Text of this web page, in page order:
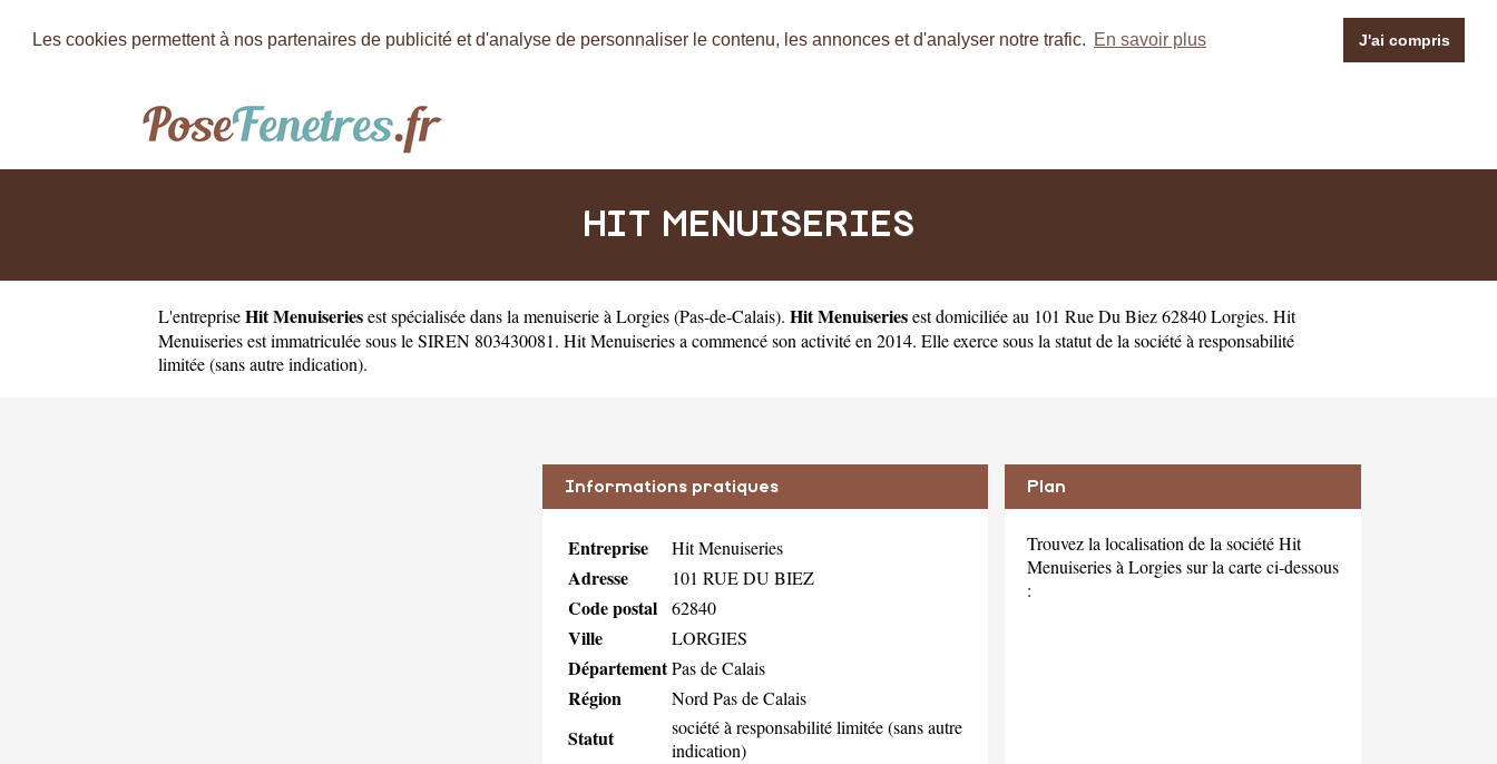
Les cookies permettent à nos partenaires de publicité et d'analyse de personnaliser le contenu, les annonces et d'analyser notre trafic. En savoir plus J'ai compris
HIT MENUISERIES
L'entrepriseHit Menuiseriesestspécialisée dans la menuiserie à Lorgies(Pas-de-Calais). Hit Menuiseriesest domiciliée au 101 Rue Du Biez 62840 Lorgies. Hit
Menuiseries est immatriculée sous le SIREN 803430081. Hit Menuiseries a commencé son activité en 2014. Elle exerce sous la statut de la société à responsabilité
limitée (sans autre indication).
Informations pratiques
Entreprise Hit Menuiseries
Adresse 101 RUE DU BIEZ
Code postal 62840
Ville LORGIES
DépartementPas de Calais
Région Nord Pas de Calais
Statut
société à responsabilité limitée (sans autre
indication)
Plan
Trouvez la localisation de la société Hit
Menuiseries à Lorgies sur la carte ci-dessous
: